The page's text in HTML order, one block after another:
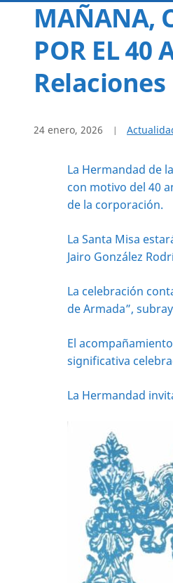
MAÑANA,
POR EL 40
24 enero, 2026
La Hermandad de
con motivo del 40
de la corporación.
La Santa Misa
Jairo González
La celebración
de Armada”,
El
significativa
La Hermandad